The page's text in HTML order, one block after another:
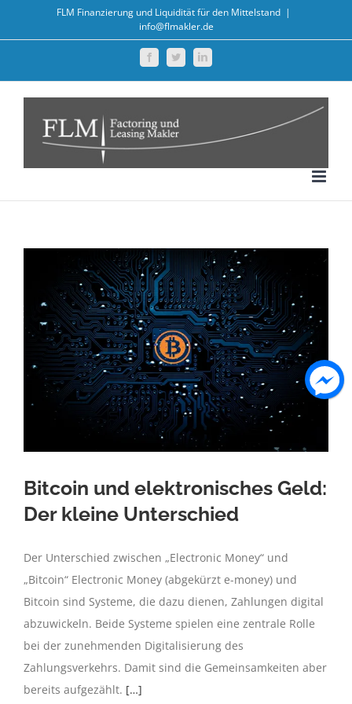
FLM Finanzierung und Liquidität für den Mittelstand |
info@flmakler.de
FacebookTwitterLinkedIn
Bitcoin und elektronisches Geld:
Der kleine Unterschied
Der Unterschied zwischen „Electronic Money“ und
„Bitcoin“ Electronic Money (abgekürzt e-money) und
Bitcoin sind Systeme, die dazu dienen, Zahlungen digital
abzuwickeln. Beide Systeme spielen eine zentrale Rolle
bei der zunehmenden Digitalisierung des
Zahlungsverkehrs. Damit sind die Gemeinsamkeiten aber
bereits aufgezählt. […]